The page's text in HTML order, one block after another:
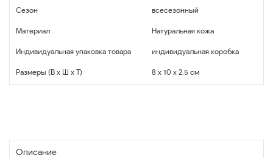
Сезон всесезонный
Материал Натуральная кожа
Индивидуальная упаковка товара индивидуальная коробка
Размеры (В x Ш x Т) 8 x 10 x 2.5 см
Описание